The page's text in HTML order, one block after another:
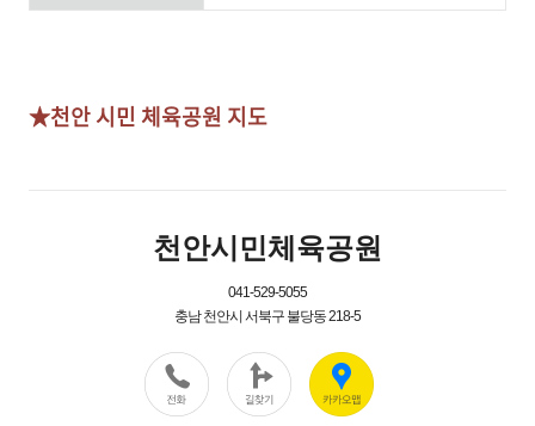
★천안 시민 체육공원 지도